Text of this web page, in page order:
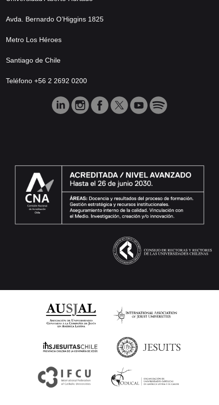
Avda. Bernardo O’Higgins 1825
Metro Los Héroes
Santiago de Chile
Teléfono +56 2 2692 0200